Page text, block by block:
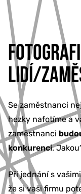
LIDÍ/
Se zaměstnanci
hezky nafotíme a
zaměstnanci
konkurenci.
Při jednání s
že si vaši firmu